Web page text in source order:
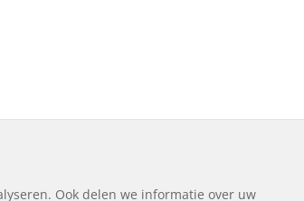
Ook delen we informatie over uw